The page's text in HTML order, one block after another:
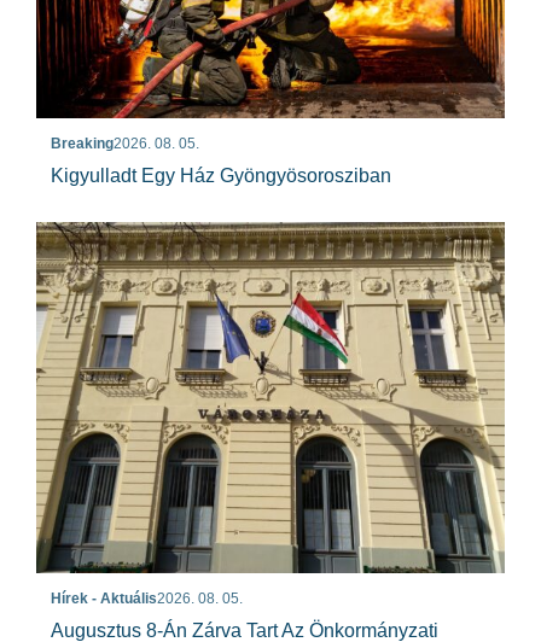
Breaking2026. 08. 05.
Kigyulladt Egy Ház Gyöngyösorosziban
Hírek - Aktuális2026. 08. 05.
Augusztus 8-Án Zárva Tart Az Önkormányzati